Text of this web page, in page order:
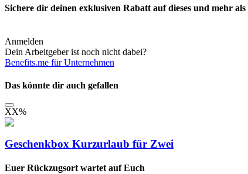
Sichere dir deinen exklusiven Rabatt auf dieses und mehr als
Anmelden
Dein Arbeitgeber ist noch nicht dabei?
Benefits.me für Unternehmen
Das könnte dir auch gefallen
XX%
Geschenkbox Kurzurlaub für Zwei
Euer Rückzugsort wartet auf Euch